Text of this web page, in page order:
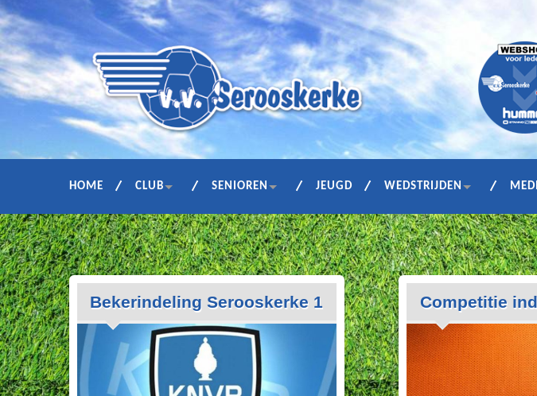
HOME CLUB SENIOREN JEUGD WEDSTRIJDEN
Bekerindeling Serooskerke 1 Competitie